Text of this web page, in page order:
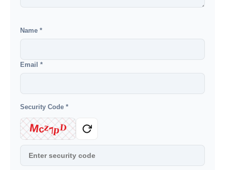
Name *
Email *
Security Code *
Mcz7pD